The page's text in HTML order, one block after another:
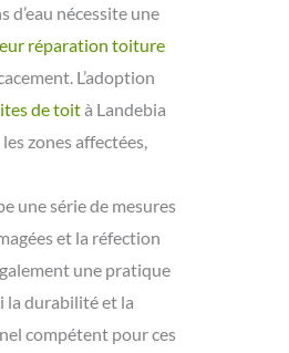
nécessite une
réparation toiture
L’adoption
de toità Landebia
zones affectées,
une série de mesures
et la réfection
une pratique
la durabilité et la
compétent pour ces